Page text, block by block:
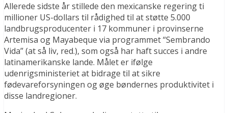
Allerede sidste år stillede den mexicanske regering ti
millioner US-dollars til rådighed til at støtte 5.000
landbrugsproducenter i 17 kommuner i provinserne
Artemisa og Mayabeque via programmet “Sembrando
Vida” (at så liv, red.), som også har haft succes i andre
latinamerikanske lande. Målet er ifølge
udenrigsministeriet at bidrage til at sikre
fødevareforsyningen og øge bøndernes produktivitet i
disse landregioner.